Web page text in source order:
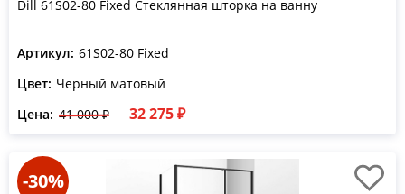
Dill 61S02-80 Fixed Стеклянная шторка на ванну
Артикул: 61S02-80 Fixed
Цвет: Черный матовый
Цена: 41 000 ₽ 32 275 ₽
-30%